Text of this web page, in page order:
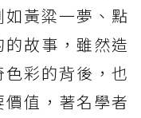
黃粱一夢、點
故事，雖然造
彩的背後，也
值，著名學者